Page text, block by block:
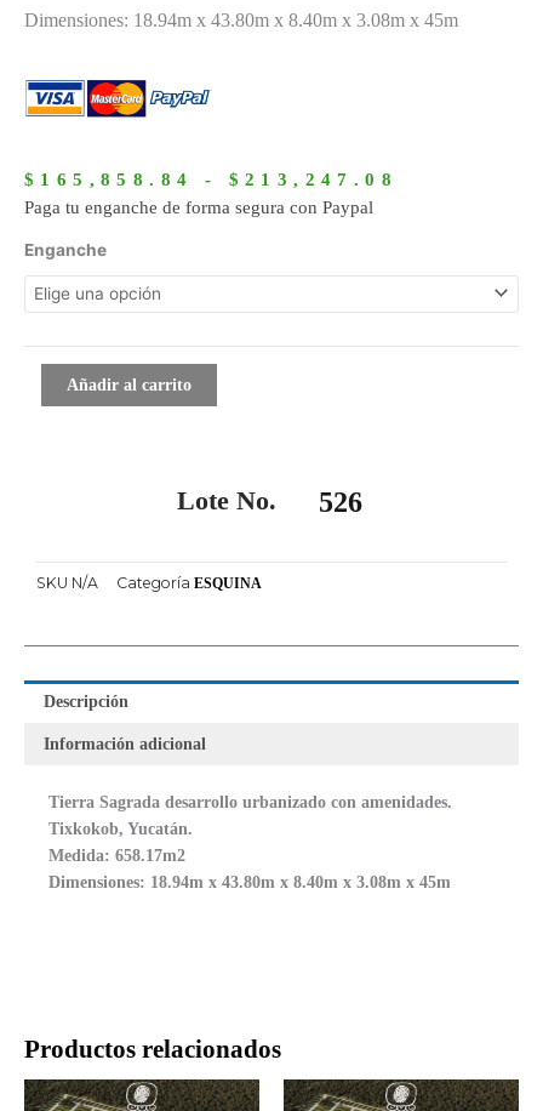
Dimensiones: 18.94m x 43.80m x 8.40m x 3.08m x 45m
$ 165,858.84 - $213,247.08
hasta
Paga tu enganche de forma segura con Paypal
Enganche
526
cantidad
Añadir al carrito
Productos relacionados
Rango
de
Este
Rango
de
Este
Lote No. 526
SKU N/A Categoría ESQUINA
Descripción
Información adicional
Tierra Sagrada desarrollo urbanizado con amenidades.
Tixkokob, Yucatán.
Medida: 658.17m2
Dimensiones: 18.94m x 43.80m x 8.40m x 3.08m x 45m